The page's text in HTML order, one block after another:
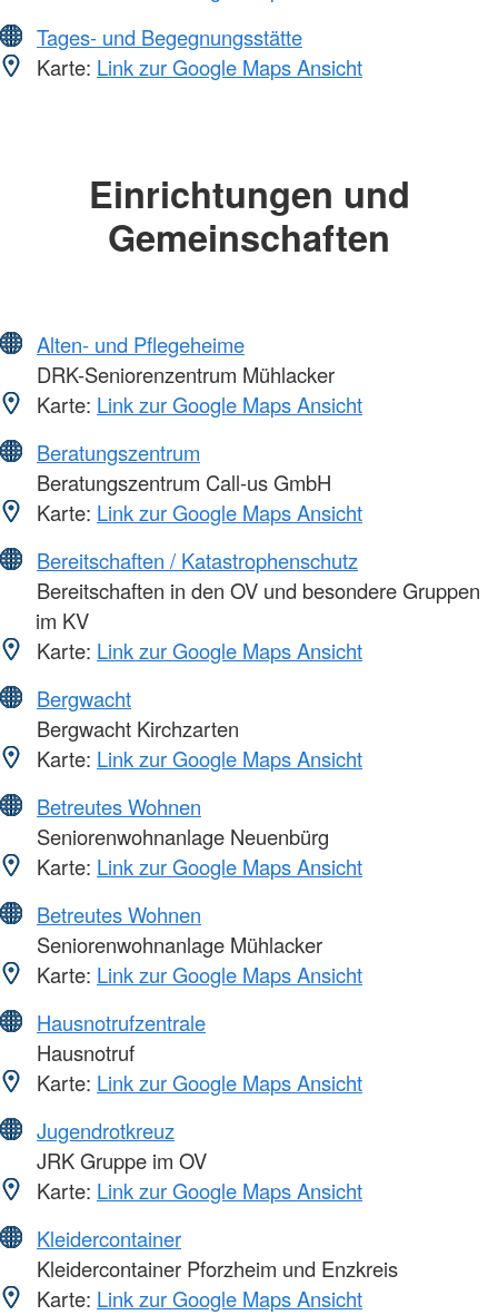
Tages- und Begegnungsstätte
Karte: Link zur Google Maps Ansicht
Einrichtungen und
Gemeinschaften
Alten- und Pflegeheime
DRK-Seniorenzentrum Mühlacker
Karte: Link zur Google Maps Ansicht
Beratungszentrum
Beratungszentrum Call-us GmbH
Karte: Link zur Google Maps Ansicht
Bereitschaften / Katastrophenschutz
Bereitschaften in den OV und besondere Gruppen
im KV
Karte: Link zur Google Maps Ansicht
Bergwacht
Bergwacht Kirchzarten
Karte: Link zur Google Maps Ansicht
Betreutes Wohnen
Seniorenwohnanlage Neuenbürg
Karte: Link zur Google Maps Ansicht
Betreutes Wohnen
Seniorenwohnanlage Mühlacker
Karte: Link zur Google Maps Ansicht
Hausnotrufzentrale
Hausnotruf
Karte: Link zur Google Maps Ansicht
Jugendrotkreuz
JRK Gruppe im OV
Karte: Link zur Google Maps Ansicht
Kleidercontainer
Kleidercontainer Pforzheim und Enzkreis
Karte: Link zur Google Maps Ansicht